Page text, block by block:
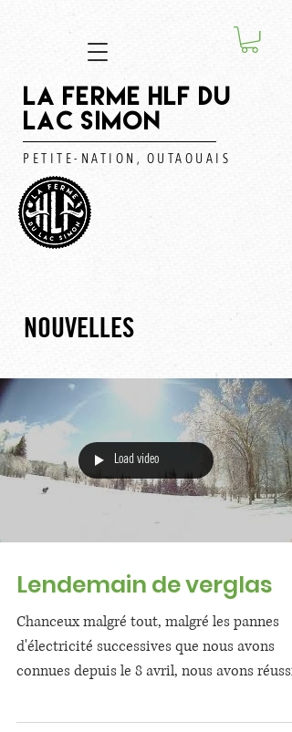
LA FERME HLF DU
LAC SIMON
PETITE-NATION, OUTAOUAIS
NOUVELLES
Load video
Lendemain de verglas
Chanceux malgré tout, malgré les pannes
d'électricité successives que nous avons
connues depuis le 8 avril, nous avons réussi